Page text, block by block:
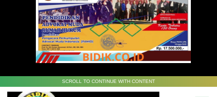
SCROLL TO CONTINUE WITH CONTENT